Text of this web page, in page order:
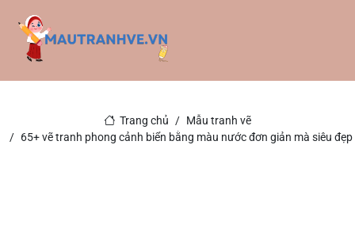
Trang chủ
Mẫu tranh vẽ
65+ vẽ tranh phong cảnh biển bằng màu nước đơn giản mà siêu đẹp